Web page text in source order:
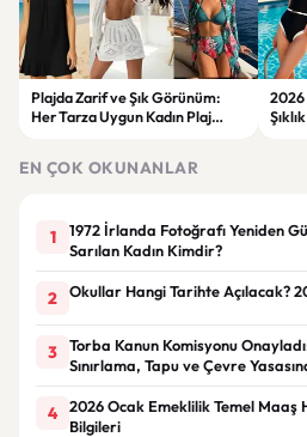
Plajda Zarif ve Şık Görünüm:
Her Tarza Uygun Kadın Plaj
2026
EN ÇOK OKUNANLAR
1
1972 İrlanda Fotoğrafı Yeniden
Sarılan Kadın Kimdir?
2 Okullar Hangi Tarihte Açılacak?
3
Torba Kanun Komisyonu
Sınırlama, Tapu ve Çevre
4
2026 Ocak Emeklilik Temel Maaş
Bilgileri